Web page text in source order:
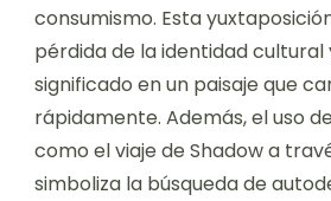
consumismo. Esta
pérdida de la identidad cultural
significado en un paisaje que
rápidamente. Además, el uso
como el viaje de Shadow a
simboliza la búsqueda de